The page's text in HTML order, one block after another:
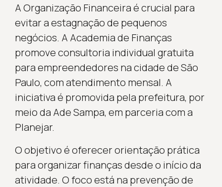
A Organização Financeira é crucial para
evitar a estagnação de pequenos
negócios. A Academia de Finanças
promove consultoria individual gratuita
para empreendedores na cidade de São
Paulo, com atendimento mensal. A
iniciativa é promovida pela prefeitura, por
meio da Ade Sampa, em parceria com a
Planejar.
O objetivo é oferecer orientação prática
para organizar finanças desde o início da
atividade. O foco está na prevenção de